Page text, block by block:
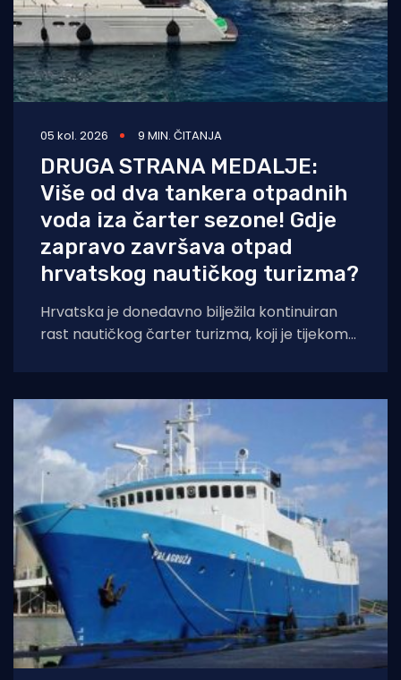
05 kol. 2026 9 MIN. ČITANJA
DRUGA STRANA MEDALJE:
Više od dva tankera otpadnih
voda iza čarter sezone! Gdje
zapravo završava otpad
hrvatskog nautičkog turizma?
Hrvatska je donedavno bilježila kontinuiran
rast nautičkog čarter turizma, koji je tijekom